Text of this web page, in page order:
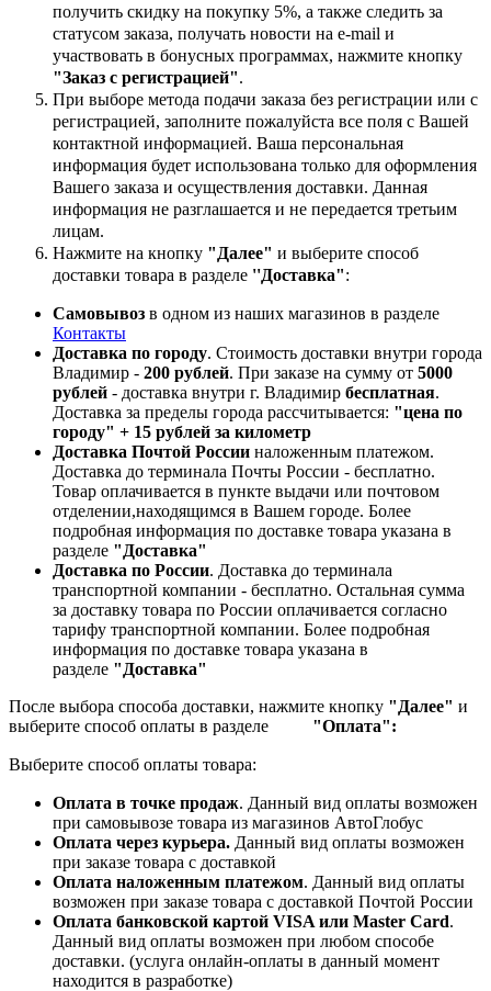
получить скидку на покупку 5%, а также следить за
статусом заказа, получать новости на e-mail и
участвовать в бонусных программах, нажмите кнопку
"Заказ с регистрацией".
При выборе метода подачи заказа без регистрации или с
регистрацией, заполните пожалуйста все поля с Вашей
контактной информацией. Ваша персональная
информация будет использована только для оформления
Вашего заказа и осуществления доставки. Данная
информация не разглашается и не передается третьим
лицам.
Нажмите на кнопку "Далее" и выберите способ
доставки товара в разделе ''Доставка":
Самовывоз в одном из наших магазинов в разделе
Контакты
Доставка по городу. Стоимость доставки внутри города
Владимир - 200 рублей. При заказе на сумму от 5000
рублей - доставка внутри г. Владимир бесплатная.
Доставка за пределы города рассчитывается: "цена по
городу" + 15 рублей за километр
Доставка Почтой России наложенным платежом.
Доставка до терминала Почты России - бесплатно.
Товар оплачивается в пункте выдачи или почтовом
отделении,находящимся в Вашем городе. Более
подробная информация по доставке товара указана в
разделе "Доставка"
Доставка по России. Доставка до терминала
транспортной компании - бесплатно. Остальная сумма
за доставку товара по России оплачивается согласно
тарифу транспортной компании. Более подробная
информация по доставке товара указана в
разделе "Доставка"
После выбора способа доставки, нажмите кнопку "Далее" и
выберите способ оплаты в разделе "Оплата":
Выберите способ оплаты товара:
Оплата в точке продаж. Данный вид оплаты возможен
при самовывозе товара из магазинов АвтоГлобус
Оплата через курьера. Данный вид оплаты возможен
при заказе товара с доставкой
Оплата наложенным платежом. Данный вид оплаты
возможен при заказе товара с доставкой Почтой России
Оплата банковской картой VISA или Master Card.
Данный вид оплаты возможен при любом способе
доставки. (услуга онлайн-оплаты в данный момент
находится в разработке)